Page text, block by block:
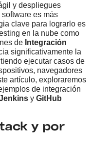
y despliegues
es más
clave para lograrlo es
en la nube como
de Integración
significativamente la
ejecutar casos de
navegadores
artículo, exploraremos
de integración
y GitHub
y por